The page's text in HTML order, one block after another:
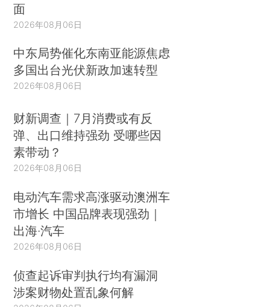
面
2026年08月06日
中东局势催化东南亚能源焦虑
多国出台光伏新政加速转型
2026年08月06日
财新调查｜7月消费或有反
弹、出口维持强劲 受哪些因
素带动？
2026年08月06日
电动汽车需求高涨驱动澳洲车
市增长 中国品牌表现强劲｜
出海·汽车
2026年08月06日
侦查起诉审判执行均有漏洞
涉案财物处置乱象何解